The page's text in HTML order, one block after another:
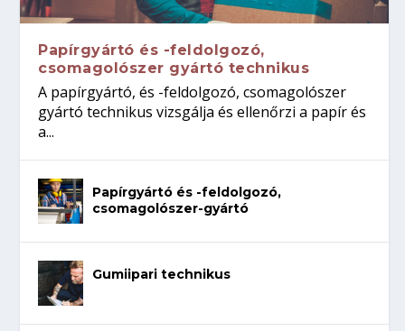
Papírgyártó és -feldolgozó,
csomagolószer gyártó technikus
A papírgyártó, és -feldolgozó, csomagolószer
gyártó technikus vizsgálja és ellenőrzi a papír és
a...
Papírgyártó és -feldolgozó,
csomagolószer-gyártó
Gumiipari technikus